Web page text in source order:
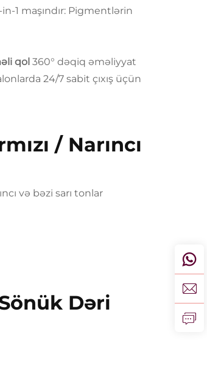
1 maşındır: Pigmentlərin
qol 360° dəqiq əməliyyat
24/7 sabit çıxış üçün
/ Narıncı
və bəzi sarı tonlar
Dəri